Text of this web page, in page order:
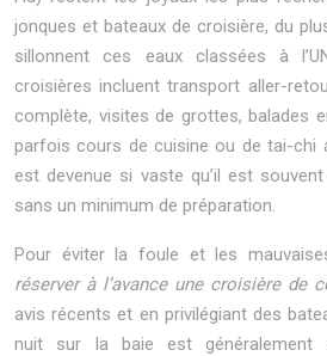
jonques et bateaux de croisière, du
sillonnent ces eaux classées à
croisières incluent transport aller-
complète, visites de grottes, balades
parfois cours de cuisine ou de tai-chi
est devenue si vaste qu’il est
sans un minimum de préparation.
Pour éviter la foule et les
réserver à l’avance une croisière de
avis récents et en privilégiant des
nuit sur la baie est généralement